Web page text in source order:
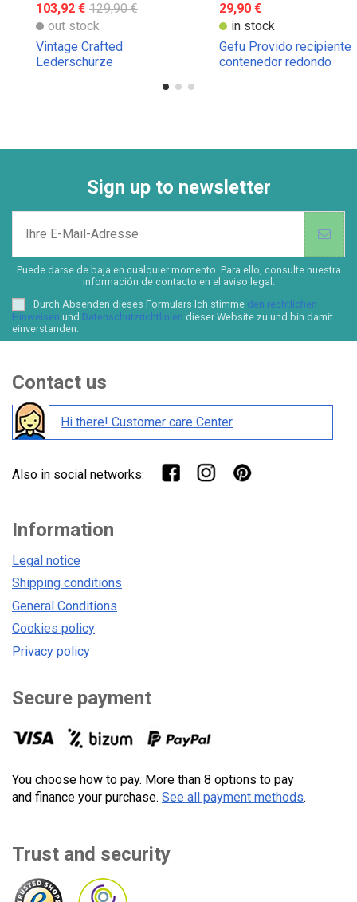
103,92 € 129,90 €
out stock
Vintage Crafted
Lederschürze
29,90 €
in stock
Gefu Provido recipiente
contenedor redondo
Sign up to newsletter
Puede darse de baja en cualquier momento. Para ello, consulte nuestra
información de contacto en el aviso legal.
Durch Absenden dieses Formulars Ich stimme den rechtlichen
Hinweisen und Datenschutzrichtlinien dieser Website zu und bin damit
einverstanden.
Contact us
Hi there! Customer care Center
Also in social networks:
Information
Legal notice
Shipping conditions
General Conditions
Cookies policy
Privacy policy
Secure payment
You choose how to pay. More than 8 options to pay
and finance your purchase. See all payment methods.
Trust and security